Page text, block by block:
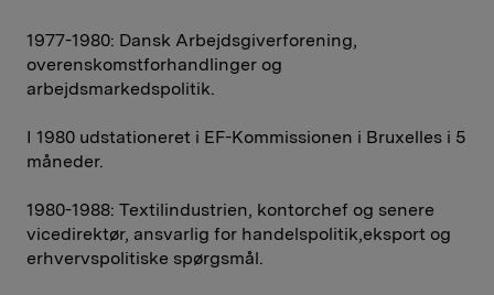
1977-1980: Dansk Arbejdsgiverforening,
overenskomstforhandlinger og
arbejdsmarkedspolitik.
I 1980 udstationeret i EF-Kommissionen i Bruxelles i 5
måneder.
1980-1988: Textilindustrien, kontorchef og senere
vicedirektør, ansvarlig for handelspolitik,eksport og
erhvervspolitiske spørgsmål.